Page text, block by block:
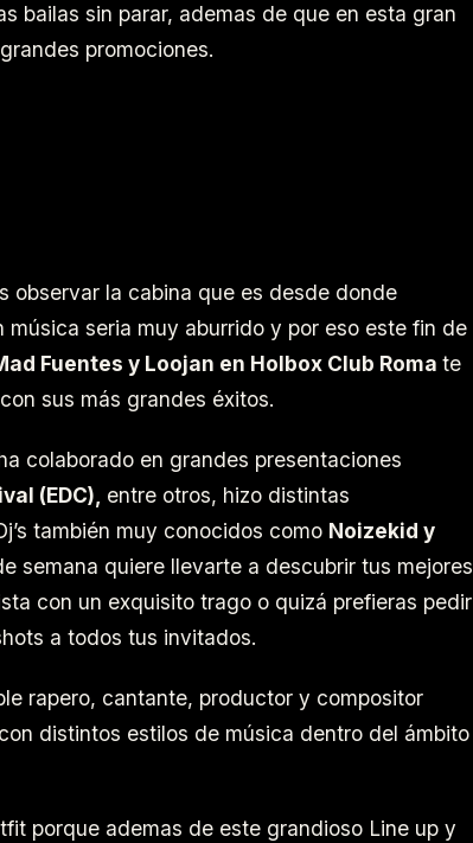
bailas sin parar, ademas de que en esta gran
promociones.
observar la cabina que es desde donde
música seria muy aburrido y por eso este fin de
Fuentes y Loojan en Holbox Club Roma te
sus más grandes éxitos.
colaborado en grandes presentaciones
(EDC), entre otros, hizo distintas
también muy conocidos como Noizekid y
semana quiere llevarte a descubrir tus mejores
con un exquisito trago o quizá prefieras pedir
a todos tus invitados.
rapero, cantante, productor y compositor
distintos estilos de música dentro del ámbito
porque ademas de este grandioso Line up y